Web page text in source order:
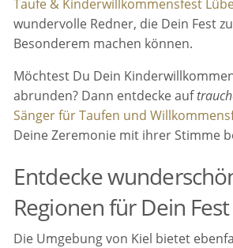
Taufe & Kinderwillkommensfest
wundervolle Redner, die Dein Fest
Besonderem machen können.
Möchtest Du Dein
abrunden? Dann entdecke auf
Sänger für Taufen und
Deine Zeremonie mit ihrer Stimme
Entdecke
Regionen für Dein Fest
Die Umgebung von Kiel bietet